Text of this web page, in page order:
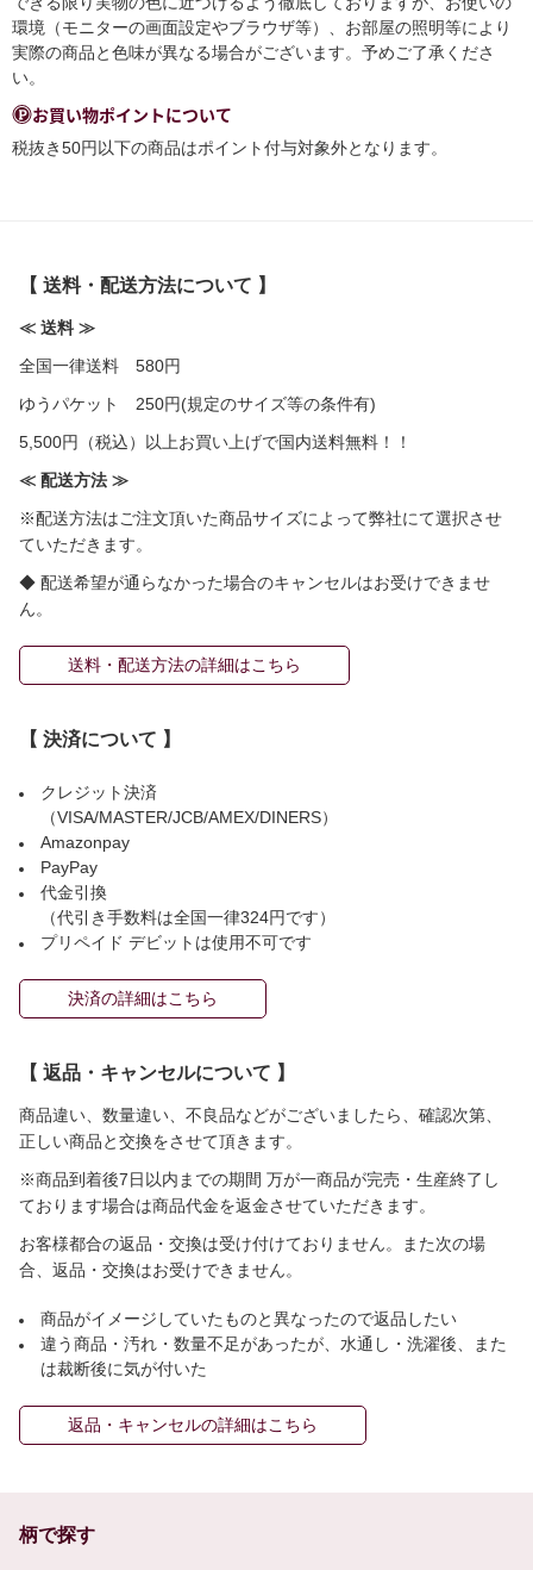
環境（モニターの画面設定やブラウザ等）、お部屋の照明等により
実際の商品と色味が異なる場合がございます。予めご了承くださ
い。
お買い物ポイントについて
税抜き50円以下の商品はポイント付与対象外となります。
【 送料・配送方法について 】
≪ 送料 ≫
全国一律送料 580円
ゆうパケット 250円(規定のサイズ等の条件有)
5,500円（税込）以上お買い上げで国内送料無料！！
≪ 配送方法 ≫
※配送方法はご注文頂いた商品サイズによって弊社にて選択させ
ていただきます。
◆ 配送希望が通らなかった場合のキャンセルはお受けできませ
ん。
送料・配送方法の詳細はこちら
【 決済について 】
クレジット決済
（VISA/MASTER/JCB/AMEX/DINERS）
Amazonpay
PayPay
代金引換
（代引き手数料は全国一律324円です）
プリペイド デビットは使用不可です
決済の詳細はこちら
【 返品・キャンセルについて 】
商品違い、数量違い、不良品などがございましたら、確認次第、
正しい商品と交換をさせて頂きます。
※商品到着後7日以内までの期間 万が一商品が完売・生産終了し
ております場合は商品代金を返金させていただきます。
お客様都合の返品・交換は受け付けておりません。また次の場
合、返品・交換はお受けできません。
商品がイメージしていたものと異なったので返品したい
違う商品・汚れ・数量不足があったが、水通し・洗濯後、また
は裁断後に気が付いた
返品・キャンセルの詳細はこちら
柄で探す